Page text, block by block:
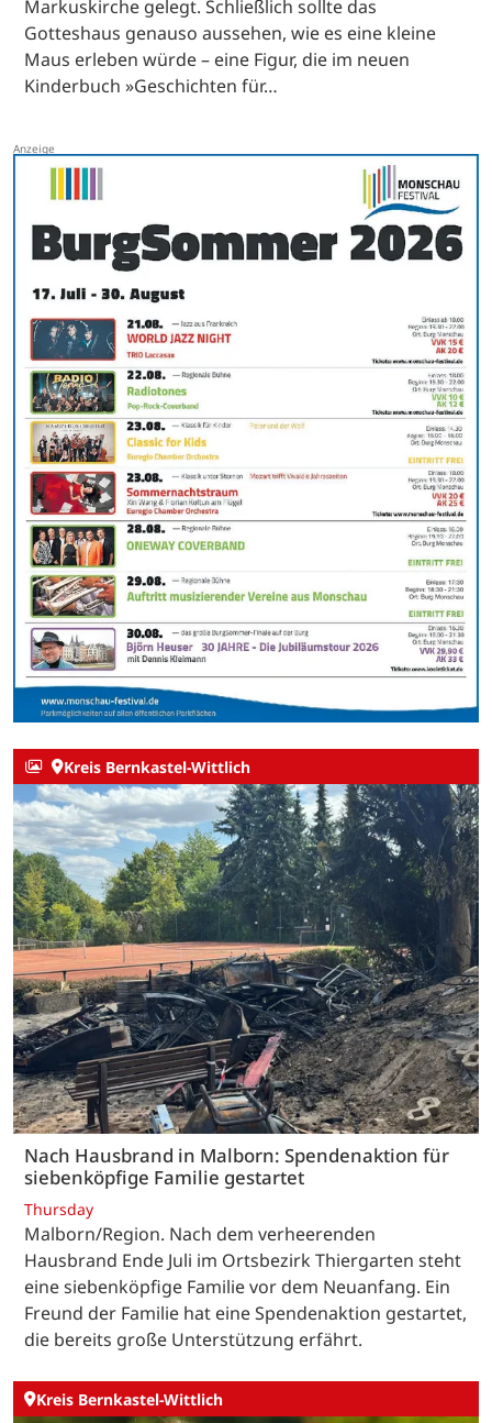
Markuskirche gelegt. Schließlich sollte das
Gotteshaus genauso aussehen, wie es eine kleine
Maus erleben würde – eine Figur, die im neuen
Kinderbuch »Geschichten für…
Kreis Bernkastel-Wittlich
Nach Hausbrand in Malborn: Spendenaktion für
siebenköpfige Familie gestartet
Thursday
Malborn/Region. Nach dem verheerenden
Hausbrand Ende Juli im Ortsbezirk Thiergarten steht
eine siebenköpfige Familie vor dem Neuanfang. Ein
Freund der Familie hat eine Spendenaktion gestartet,
die bereits große Unterstützung erfährt.
Kreis Bernkastel-Wittlich